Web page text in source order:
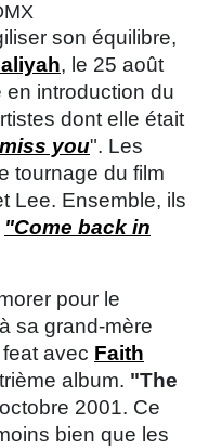
son équilibre,
, le 25 août
introduction du
dont elle était
you". Les
tournage du film
Lee. Ensemble, ils
"Come back in
pour le
sa grand-mère
avec Faith
album. "The
2001. Ce
bien que les